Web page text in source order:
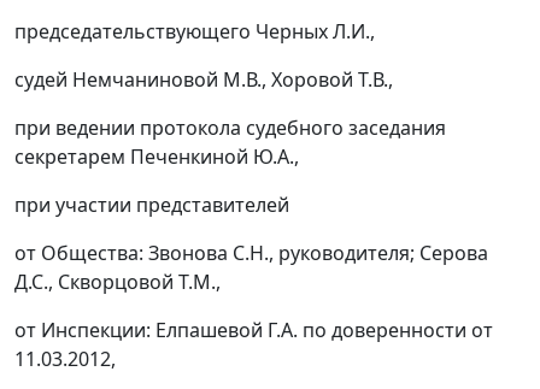
председательствующего Черных Л.И.,
судей Немчаниновой М.В., Хоровой Т.В.,
при ведении протокола судебного заседания
секретарем Печенкиной Ю.А.,
при участии представителей
от Общества: Звонова С.Н., руководителя; Серова
Д.С., Скворцовой Т.М.,
от Инспекции: Елпашевой Г.А. по доверенности от
11.03.2012,